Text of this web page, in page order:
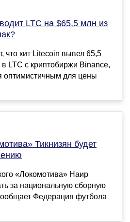
LTC на $65,5 млн из
что кит Litecoin вывел 65,5
LTC с криптобиржи Binance,
оптимистичным для цены
Тикнизян будет
«Локомотива» Наир
за национальную сборную
Федерация футбола